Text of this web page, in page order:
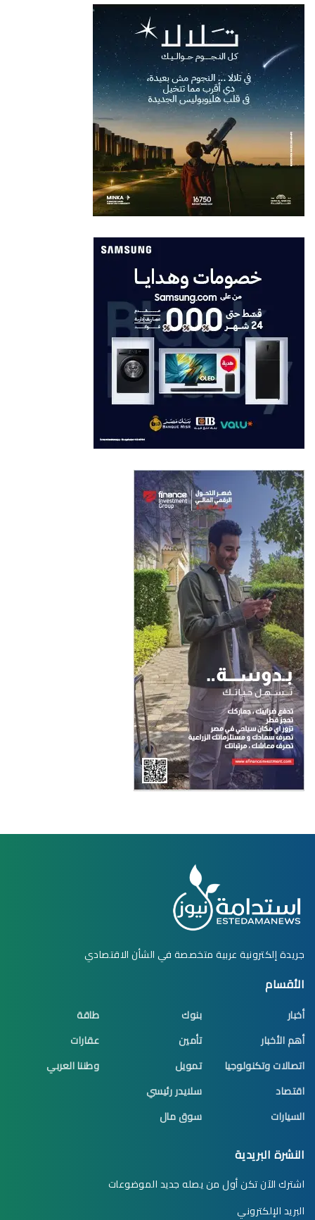
جريدة إلكترونية عربية متخصصة في الشأن الاقتصادي
الأقسام
أخبار
أهم الأخبار
اتصالات وتكنولوجيا
اقتصاد
السيارات
بنوك
تأمين
تمويل
سلايدر رئيسي
سوق مال
طاقة
عقارات
وطننا العربي
النشرة البريدية
اشترك الآن تكن أول من يصله جديد الموضوعات
البريد الإلكتروني